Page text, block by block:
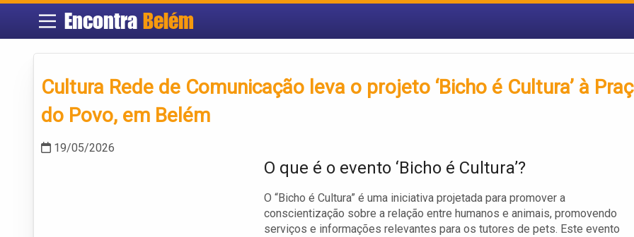
Encontra Belém
Cultura Rede de Comunicação leva o projeto ‘Bicho é Cultura’ à
do Povo, em Belém
19/05/2026
O que é o evento ‘Bicho é Cultura’?
O “Bicho é Cultura” é uma iniciativa projetada para promover a
conscientização sobre a relação entre humanos e animais, promovendo
serviços e informações relevantes para os tutores de pets. Este evento